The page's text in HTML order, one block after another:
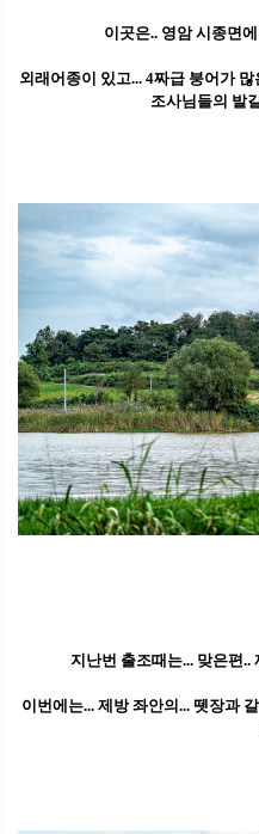
이곳은.. 영암 시종면
외래어종이 있고... 4짜급 붕어가
조사님들의 발
지난번 출조때는... 맞은편..
이번에는... 제방 좌안의... 뗏장과